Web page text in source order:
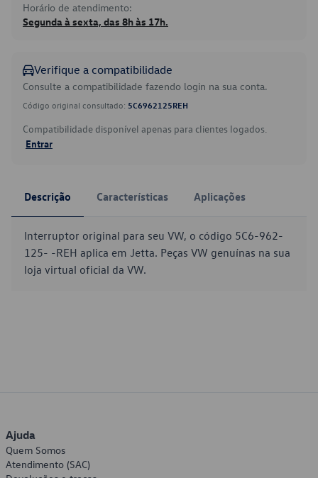
Horário de atendimento:
Segunda à sexta, das 8h às 17h.
Verifique a compatibilidade
Consulte a compatibilidade fazendo login na sua conta.
Código original consultado: 5C6962125REH
Compatibilidade disponível apenas para clientes logados.
Entrar
Descrição Características Aplicações
Interruptor original para seu VW, o código 5C6-962-
125- -REH aplica em Jetta. Peças VW genuínas na sua
loja virtual oficial da VW.
Ajuda
Quem Somos
Atendimento (SAC)